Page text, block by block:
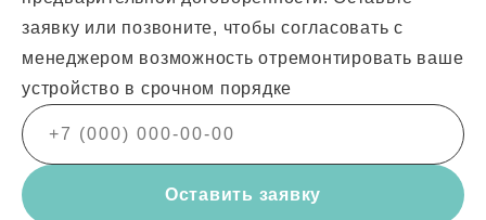
заявку или позвоните, чтобы согласовать с
менеджером возможность отремонтировать ваше
устройство в срочном порядке
Оставить заявку